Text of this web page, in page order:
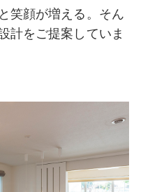
笑顔が増える。そん
計をご提案していま